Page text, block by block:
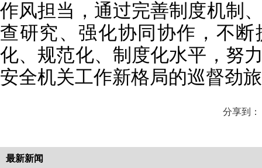
作风担当，通过完善制度机制
查研究、强化协同协作，不
化、规范化、制度化水平，努
安全机关工作新格局的巡督劲
分享到：
最新新闻